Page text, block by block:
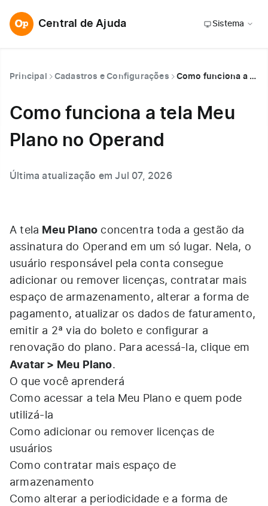
Central de Ajuda Sistema
Principal Cadastros e Configurações Como funciona a tela Meu Plano no Operand
Como funciona a tela Meu
Plano no Operand
Última atualização em Jul 07, 2026
A tela Meu Plano concentra toda a gestão da
assinatura do Operand em um só lugar. Nela, o
usuário responsável pela conta consegue
adicionar ou remover licenças, contratar mais
espaço de armazenamento, alterar a forma de
pagamento, atualizar os dados de faturamento,
emitir a 2ª via do boleto e configurar a
renovação do plano. Para acessá-la, clique em
Avatar > Meu Plano.
O que você aprenderá
Como acessar a tela Meu Plano e quem pode
utilizá-la
Como adicionar ou remover licenças de
usuários
Como contratar mais espaço de
armazenamento
Como alterar a periodicidade e a forma de